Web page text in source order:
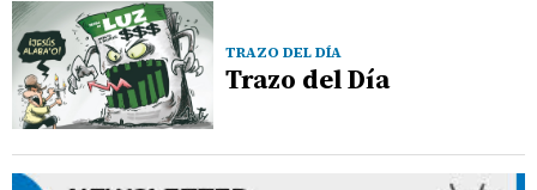
TRAZO DEL DÍA
Trazo del Día